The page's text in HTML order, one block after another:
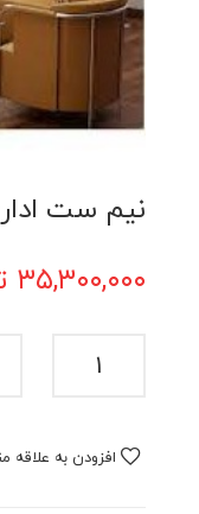
نیم ست
۳۵,۳۰۰,۰۰۰
مدل افزودن به علاقه